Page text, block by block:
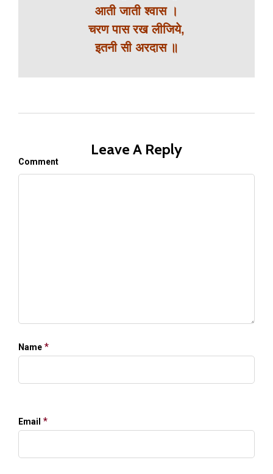
आती जाती श्वास ।
चरण पास रख लीजिये,
इतनी सी अरदास ॥
Leave A Reply
Comment
Name *
Email *